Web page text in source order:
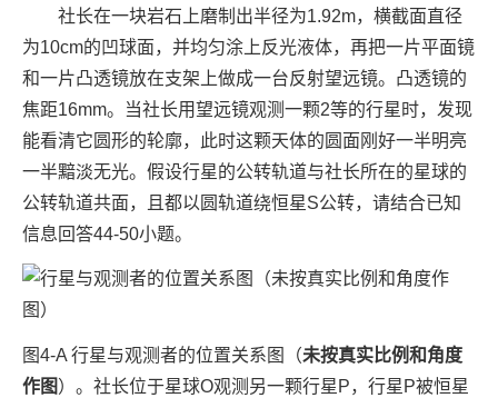
社长在一块岩石上磨制出半径为1.92m，横截面直径
为10cm的凹球面，并均匀涂上反光液体，再把一片平面镜
和一片凸透镜放在支架上做成一台反射望远镜。凸透镜的
焦距16mm。当社长用望远镜观测一颗2等的行星时，发现
能看清它圆形的轮廓，此时这颗天体的圆面刚好一半明亮
一半黯淡无光。假设行星的公转轨道与社长所在的星球的
公转轨道共面，且都以圆轨道绕恒星S公转，请结合已知
信息回答44-50小题。
图4-A 行星与观测者的位置关系图（未按真实比例和角度
作图）。社长位于星球O观测另一颗行星P，行星P被恒星